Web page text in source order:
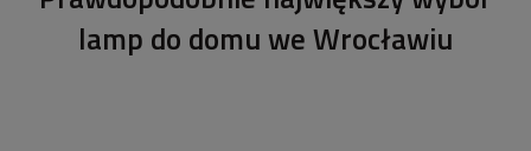
lamp do domu we Wrocławiu